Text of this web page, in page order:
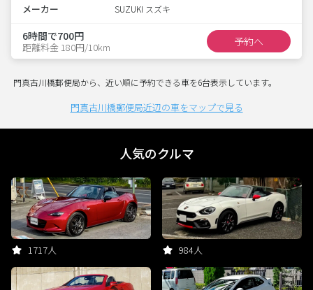
メーカー SUZUKI スズキ
6時間で700円
距離料金 180円/10km 予約へ
門真古川橋郵便局から、近い順に予約できる車を6台表示しています。
門真古川橋郵便局近辺の車をマップで見る
人気のクルマ
1717人 984人